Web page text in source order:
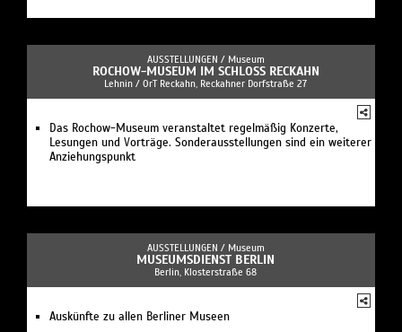
AUSSTELLUNGEN / Museum
ROCHOW-MUSEUM IM SCHLOSS RECKAHN
Lehnin / OrT Reckahn, Reckahner Dorfstraße 27
Das Rochow-Museum veranstaltet regelmäßig Konzerte,
Lesungen und Vorträge. Sonderausstellungen sind ein weiterer
Anziehungspunkt
AUSSTELLUNGEN / Museum
MUSEUMSDIENST BERLIN
Berlin, Klosterstraße 68
Auskünfte zu allen Berliner Museen